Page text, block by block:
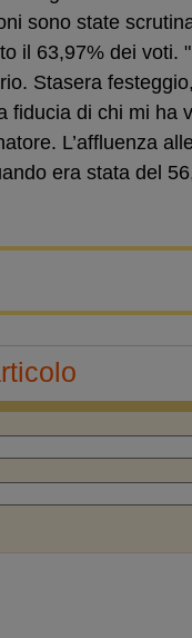
sono state
il 63,97% dei voti.
Stasera
fiducia di chi mi ha
L’affluenza
era stata del